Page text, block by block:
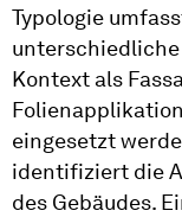
Typologie
unterschiedliche
Kontext als
eingesetzt
identifiziert die
des Gebäudes.